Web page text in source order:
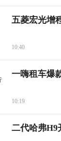
五菱宏光增
10:40
一嗨租车爆
10:19
二代哈弗H9